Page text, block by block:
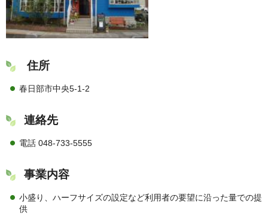
住所
春日部市中央5-1-2
連絡先
電話 048-733-5555
事業内容
小盛り、ハーフサイズの設定など利用者の要望に沿った量での提
供